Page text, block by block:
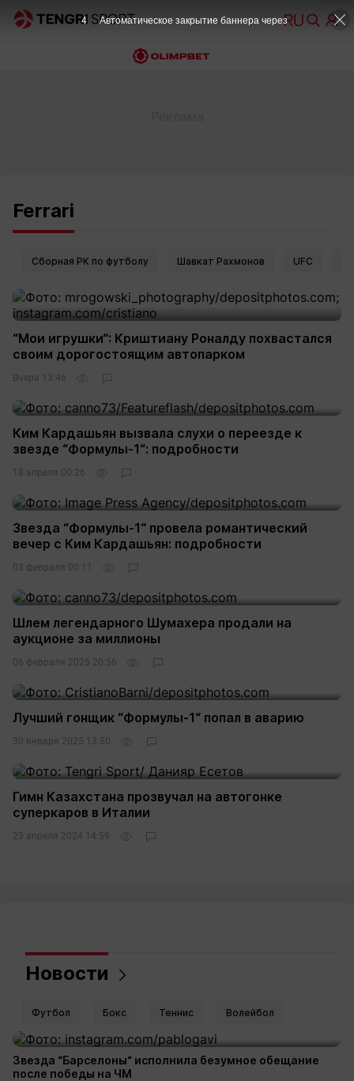
Ferrari
Сборная РК по футболу Шавкат Рахмонов UFC
“Мои игрушки“: Криштиану Роналду похвастался
своим дорогостоящим автопарком
Вчера 13:46
Ким Кардашьян вызвала слухи о переезде к
звезде “Формулы-1“: подробности
18 апреля 00:26
Звезда “Формулы-1“ провела романтический
вечер с Ким Кардашьян: подробности
03 февраля 00:11
Шлем легендарного Шумахера продали на
аукционе за миллионы
06 февраля 2025 20:56
Лучший гонщик “Формулы-1“ попал в аварию
30 января 2025 13:50
Гимн Казахстана прозвучал на автогонке
суперкаров в Италии
23 апреля 2024 14:59
Новости
Футбол Бокс Теннис Волейбол
Звезда “Барселоны“ исполнила безумное обещание
после победы на ЧМ
4 Автоматическое закрытие баннера через